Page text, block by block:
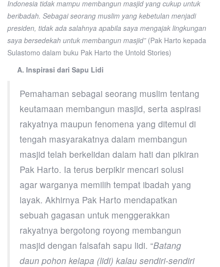
Indonesia tidak mampu membangun masjid yang cukup untuk
beribadah. Sebagai seorang muslim yang kebetulan menjadi
presiden, tidak ada salahnya apabila saya mengajak lingkungan
saya bersedekah untuk membangun masjid”(Pak Harto kepada
Sulastomo dalam buku Pak Harto the Untold Stories)
A. Inspirasi dari Sapu Lidi
Pemahaman sebagai seorang muslim tentang
keutamaan membangun masjid, serta aspirasi
rakyatnya maupun fenomena yang ditemui di
tengah masyarakatnya dalam membangun
masjid telah berkelidan dalam hati dan pikiran
Pak Harto. Ia terus berpikir mencari solusi
agar warganya memilih tempat ibadah yang
layak. Akhirnya Pak Harto mendapatkan
sebuah gagasan untuk menggerakkan
rakyatnya bergotong royong membangun
masjid dengan falsafah sapu lidi. “Batang
daun pohon kelapa (lidi) kalau sendiri-sendiri